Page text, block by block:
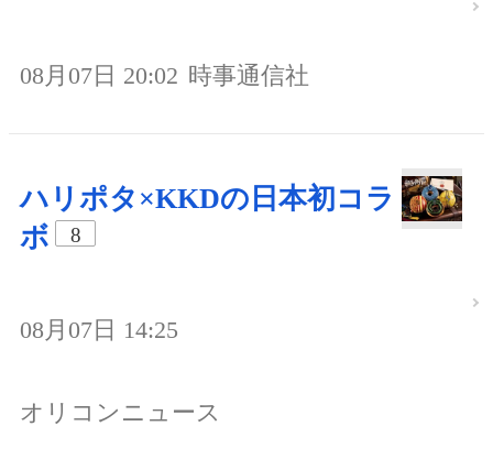
08月07日 20:02 時事通信社
ハリポタ×KKDの日本初コラ
ボ
8
08月07日 14:25
オリコンニュース